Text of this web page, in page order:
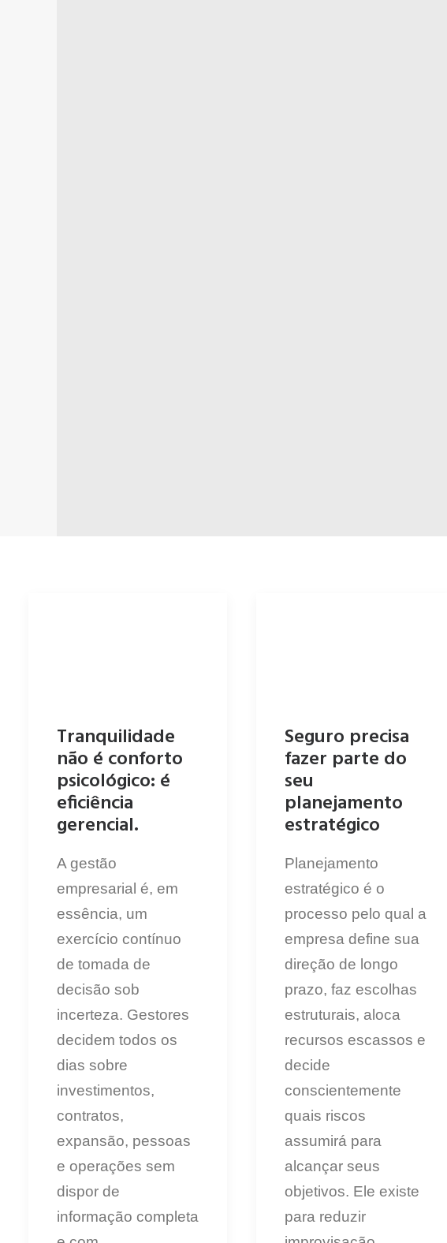
Tranquilidade
não é conforto
psicológico: é
eficiência
gerencial.
A gestão
empresarial é, em
essência, um
exercício contínuo
de tomada de
decisão sob
incerteza. Gestores
decidem todos os
dias sobre
investimentos,
contratos,
expansão, pessoas
e operações sem
dispor de
informação completa
Seguro precisa
fazer parte do
seu
planejamento
estratégico
Planejamento
estratégico é o
processo pelo qual a
empresa define sua
direção de longo
prazo, faz escolhas
estruturais, aloca
recursos escassos e
decide
conscientemente
quais riscos
assumirá para
alcançar seus
objetivos. Ele existe
para reduzir